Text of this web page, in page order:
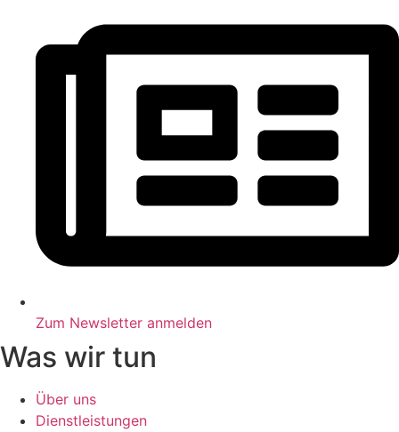
Zum Newsletter anmelden
Was wir tun
Über uns
Dienstleistungen